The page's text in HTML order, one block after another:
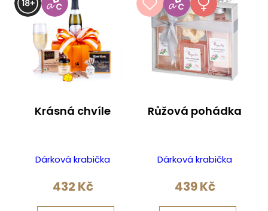
Krásná chvíle
Dárková krabička
432 Kč
Růžová pohádka
Dárková krabička
439Kč